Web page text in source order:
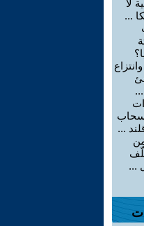
لا
...
...
...